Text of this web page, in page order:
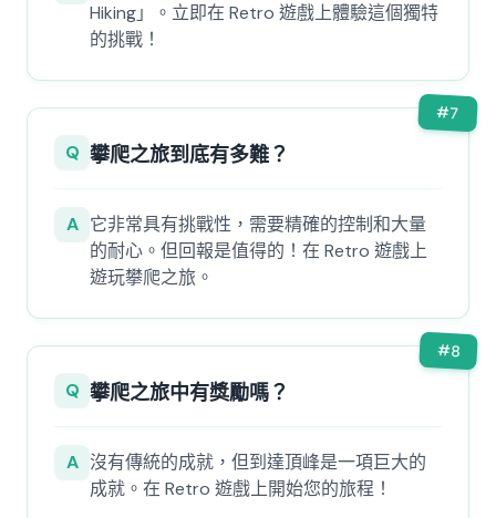
Hiking」。立即在 Retro 遊戲上體驗這個獨特
的挑戰！
#7
Q 攀爬之旅到底有多難？
A 它非常具有挑戰性，需要精確的控制和大量
的耐心。但回報是值得的！在 Retro 遊戲上
遊玩攀爬之旅。
#8
Q 攀爬之旅中有獎勵嗎？
A 沒有傳統的成就，但到達頂峰是一項巨大的
成就。在 Retro 遊戲上開始您的旅程！